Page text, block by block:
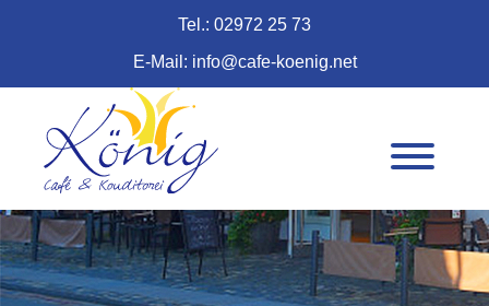
Tel.: 02972 25 73
E-Mail: info@cafe-koenig.net